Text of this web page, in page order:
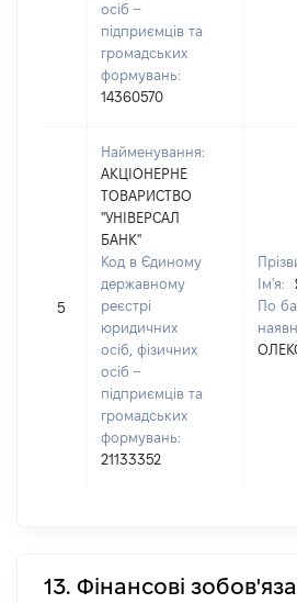
осіб –
підприємців та
громадських
формувань:
14360570
5
Найменування:
АКЦІОНЕРНЕ
ТОВАРИСТВО
"УНІВЕРСАЛ
БАНК"
Код в Єдиному
державному
реєстрі
юридичних
осіб, фізичних
осіб –
підприємців та
громадських
формувань:
21133352
Ім'я:
По
13. Фінансові